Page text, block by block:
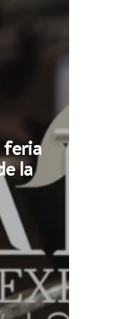
feria
la